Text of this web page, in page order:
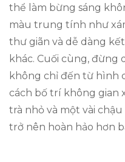
thể làm bừng sáng
màu trung tính như
thư giãn và dễ dàng
khác. Cuối cùng, đừng
không chỉ đến từ hình
cách bố trí không gian
trà nhỏ và một vài
trở nên hoàn hảo hơn